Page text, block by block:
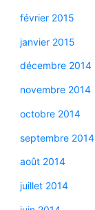
février 2015
janvier 2015
décembre 2014
novembre 2014
octobre 2014
septembre 2014
août 2014
juillet 2014